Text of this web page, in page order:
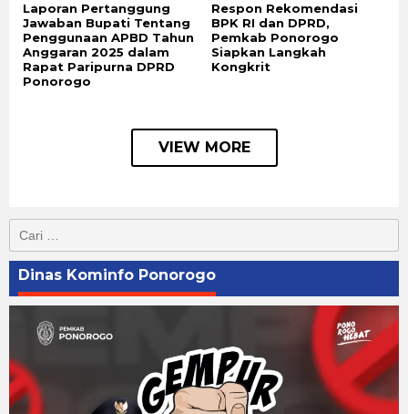
Laporan Pertanggung
Jawaban Bupati Tentang
Penggunaan APBD Tahun
Anggaran 2025 dalam
Rapat Paripurna DPRD
Ponorogo
Respon Rekomendasi
BPK RI dan DPRD,
Pemkab Ponorogo
Siapkan Langkah
Kongkrit
VIEW MORE
untuk:
Dinas Kominfo Ponorogo